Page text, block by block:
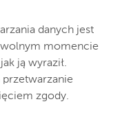
danych jest
momencie
ją wyraził.
zgody.